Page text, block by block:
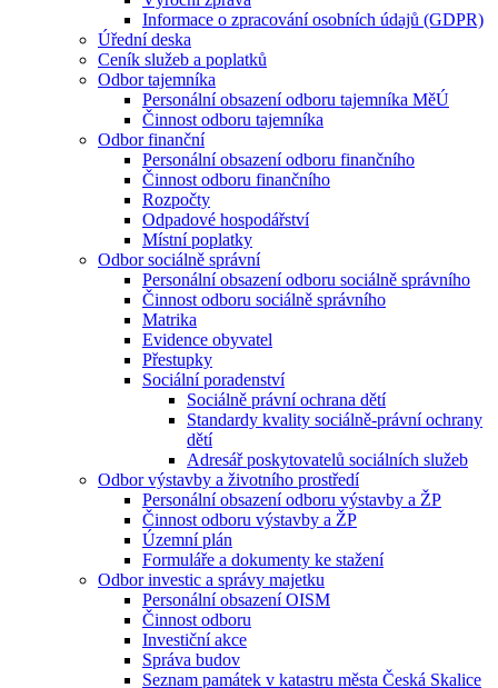
Informace o zpracování osobních údajů (GDPR)
Úřední deska
Ceník služeb a poplatků
Odbor tajemníka
Personální obsazení odboru tajemníka MěÚ
Činnost odboru tajemníka
Odbor finanční
Personální obsazení odboru finančního
Činnost odboru finančního
Rozpočty
Odpadové hospodářství
Místní poplatky
Odbor sociálně správní
Personální obsazení odboru sociálně správního
Činnost odboru sociálně správního
Matrika
Evidence obyvatel
Přestupky
Sociální poradenství
Sociálně právní ochrana dětí
Standardy kvality sociálně-právní ochrany
dětí
Adresář poskytovatelů sociálních služeb
Odbor výstavby a životního prostředí
Personální obsazení odboru výstavby a ŽP
Činnost odboru výstavby a ŽP
Územní plán
Formuláře a dokumenty ke stažení
Odbor investic a správy majetku
Personální obsazení OISM
Činnost odboru
Investiční akce
Správa budov
Seznam památek v katastru města Česká Skalice